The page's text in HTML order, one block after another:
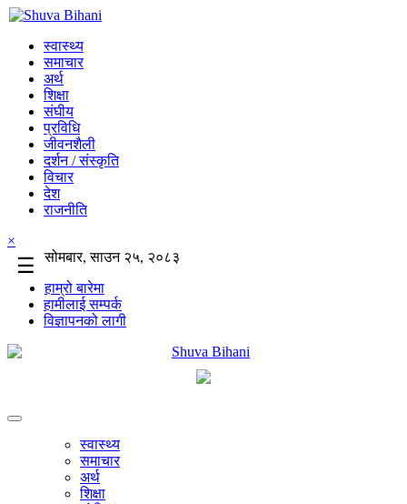
स्वास्थ्य
समाचार
अर्थ
शिक्षा
संघीय
प्रविधि
जीवनशैली
दर्शन / संस्कृति
विचार
देश
राजनीति
×
☰
सोमबार, साउन २५, २०८३
हाम्रो बारेमा
हामीलाई सम्पर्क
विज्ञापनको लागी
स्वास्थ्य
समाचार
अर्थ
शिक्षा